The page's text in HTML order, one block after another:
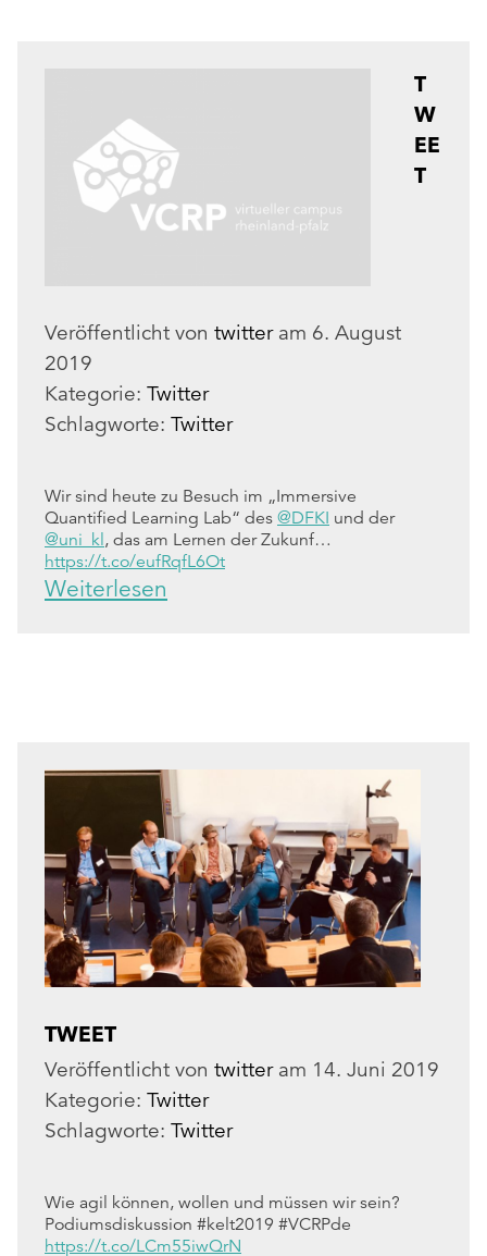
T
W
EE
T
Veröffentlicht von twitteram 6. August
2019
Kategorie: Twitter
Schlagworte: Twitter
Wir sind heute zu Besuch im „Immersive
Quantified Learning Lab“ des @DFKI und der
@uni_kl, das am Lernen der Zukunf…
https://t.co/eufRqfL6Ot
Weiterlesen
TWEET
Veröffentlicht von twitteram 14. Juni 2019
Kategorie: Twitter
Schlagworte: Twitter
Wie agil können, wollen und müssen wir sein?
Podiumsdiskussion #kelt2019 #VCRPde
https://t.co/LCm55iwQrN